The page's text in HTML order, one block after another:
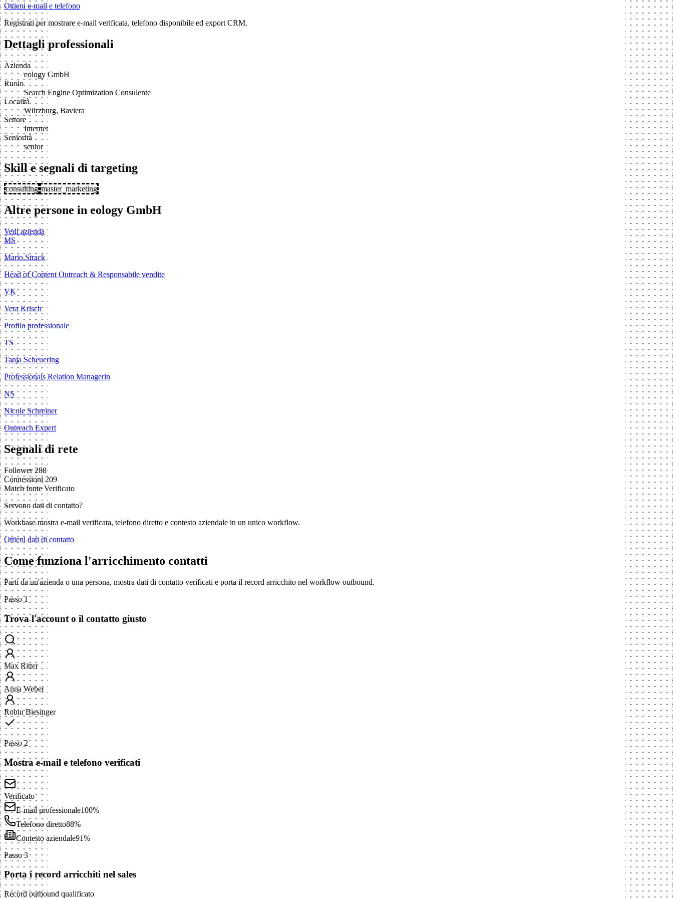
Ottieni e-mail e telefono
Registrati per mostrare e-mail verificata, telefono disponibile ed export CRM.
Dettagli professionali
Azienda
eology GmbH
Ruolo
Search Engine Optimization Consulente
Località
Würzburg, Baviera
Settore
Internet
Seniorità
senior
Skill e segnali di targeting
consulting master_marketing
Altre persone in eology GmbH
Vedi azienda
MS
Mario Strack
Head of Content Outreach & Responsabile vendite
VK
Vera Krisch
Profilo professionale
TS
Tanja Scheuering
Professionals Relation Managerin
NS
Nicole Schreiner
Outreach Expert
Segnali di rete
Follower 288
Connessioni 209
Match fonte Verificato
Servono dati di contatto?
Workbase mostra e-mail verificata, telefono diretto e contesto aziendale in un unico workflow.
Ottieni dati di contatto
Come funziona l'arricchimento contatti
Parti da un'azienda o una persona, mostra dati di contatto verificati e porta il record arricchito nel workflow outbound.
Passo 1
Trova l'account o il contatto giusto
Max Ritter
Anna Weber
Robin Biesinger
Passo 2
Mostra e-mail e telefono verificati
Verificato
E-mail professionale100%
Telefono diretto88%
Contesto aziendale91%
Passo 3
Porta i record arricchiti nel sales
Record outbound qualificato